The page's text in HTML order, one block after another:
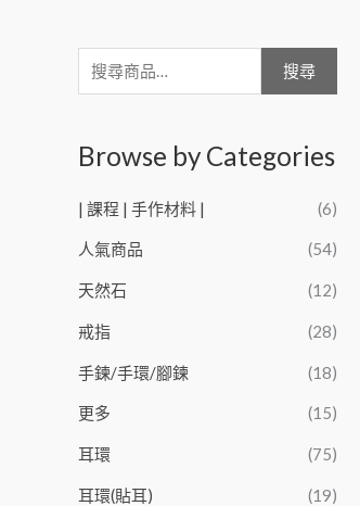
搜尋
Browse by Categories
| 課程 | 手作材料 | (6)
人氣商品 (54)
天然石 (12)
戒指 (28)
手鍊/手環/腳鍊 (18)
更多 (15)
耳環 (75)
耳環(貼耳) (19)